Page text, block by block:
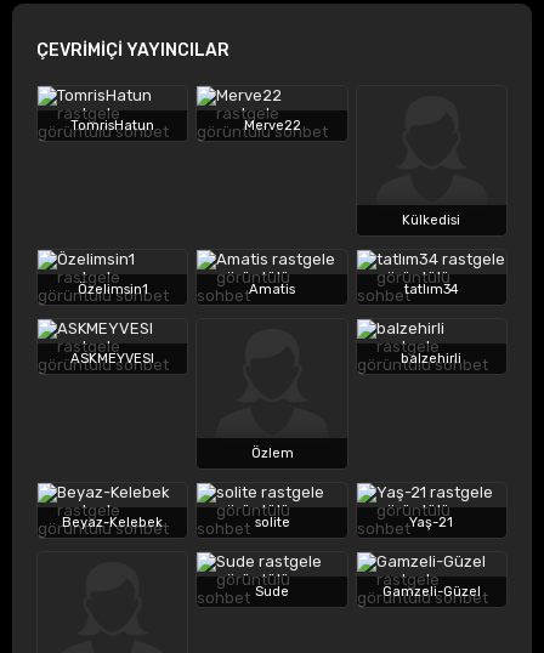
ÇEVRİMİÇİ YAYINCILAR
TomrisHatun Merve22
Külkedisi
Özelimsin1 Amatis tatlım34
ASKMEYVESI
Özlem
balzehirli
Beyaz-Kelebek solite Yaş-21
Sude Gamzeli-Güzel